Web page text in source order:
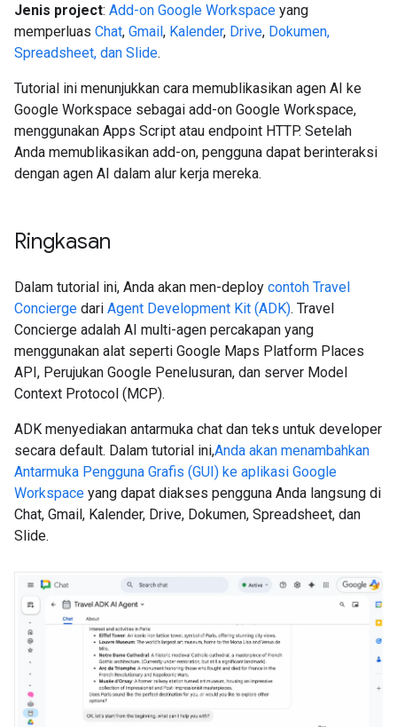
Jenis project: Add-on Google Workspace yang
memperluas Chat, Gmail, Kalender, Drive, Dokumen,
Spreadsheet, dan Slide.
Tutorial ini menunjukkan cara memublikasikan agen AI ke
Google Workspace sebagai add-on Google Workspace,
menggunakan Apps Script atau endpoint HTTP. Setelah
Anda memublikasikan add-on, pengguna dapat berinteraksi
dengan agen AI dalam alur kerja mereka.
Ringkasan
Dalam tutorial ini, Anda akan men-deploy contoh Travel
Concierge dari Agent Development Kit (ADK). Travel
Concierge adalah AI multi-agen percakapan yang
menggunakan alat seperti Google Maps Platform Places
API, Perujukan Google Penelusuran, dan server Model
Context Protocol (MCP).
ADK menyediakan antarmuka chat dan teks untuk developer
secara default. Dalam tutorial ini,Anda akan menambahkan
Antarmuka Pengguna Grafis (GUI) ke aplikasi Google
Workspace yang dapat diakses pengguna Anda langsung di
Chat, Gmail, Kalender, Drive, Dokumen, Spreadsheet, dan
Slide.